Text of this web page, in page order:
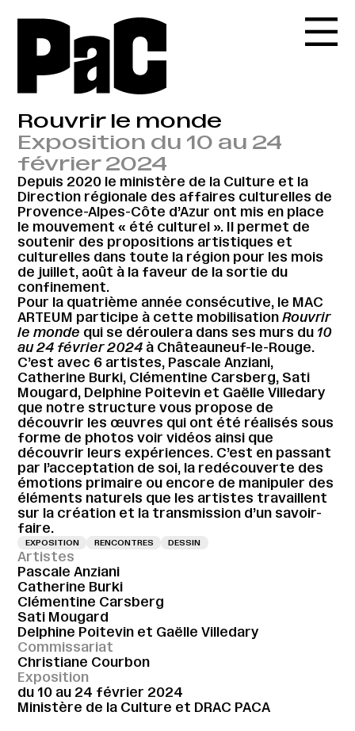
Rouvrir le monde
Exposition du 10 au 24
février 2024
Depuis 2020 le ministère de la Culture et la
Direction régionale des affaires culturelles de
Provence-Alpes-Côte d’Azur ont mis en place
le mouvement « été culturel ». Il permet de
soutenir des propositions artistiques et
culturelles dans toute la région pour les mois
de juillet, août à la faveur de la sortie du
confinement.
Pour la quatrième année consécutive, le MAC
ARTEUM participe à cette mobilisationRouvrir
le monde qui se déroulera dans ses murs du 10
au 24 février 2024 à Châteauneuf-le-Rouge.
C’est avec 6 artistes, Pascale Anziani,
Catherine Burki, Clémentine Carsberg, Sati
Mougard, Delphine Poitevin et Gaëlle Villedary
que notre structure vous propose de
découvrir les œuvres qui ont été réalisés sous
forme de photos voir vidéos ainsi que
découvrir leurs expériences. C’est en passant
par l’acceptation de soi, la redécouverte des
émotions primaire ou encore de manipuler des
éléments naturels que les artistes travaillent
sur la création et la transmission d’un savoir-
faire.
EXPOSITION RENCONTRES DESSIN
Artistes
Pascale Anziani
Catherine Burki
Clémentine Carsberg
Sati Mougard
Delphine Poitevin et Gaëlle Villedary
Commissariat
Christiane Courbon
Exposition
du 10 au 24 février 2024
Ministère de la Culture et DRAC PACA